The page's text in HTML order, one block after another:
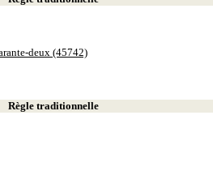
deux (45742)
Règle traditionnelle